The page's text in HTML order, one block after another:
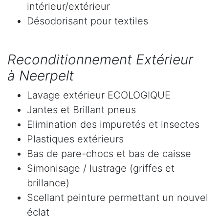
intérieur/extérieur
Désodorisant pour textiles
Reconditionnement Extérieur
à Neerpelt
Lavage extérieur ECOLOGIQUE
Jantes et Brillant pneus
Elimination des impuretés et insectes
Plastiques extérieurs
Bas de pare-chocs et bas de caisse
Simonisage / lustrage (griffes et
brillance)
Scellant peinture permettant un nouvel
éclat